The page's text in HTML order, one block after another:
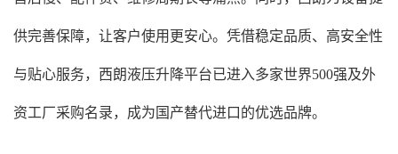
供完善保障，让客户使用更安心。凭借稳定品质、高安全性
与贴心服务，西朗液压升降平台已进入多家世界500强及外
资工厂采购名录，成为国产替代进口的优选品牌。